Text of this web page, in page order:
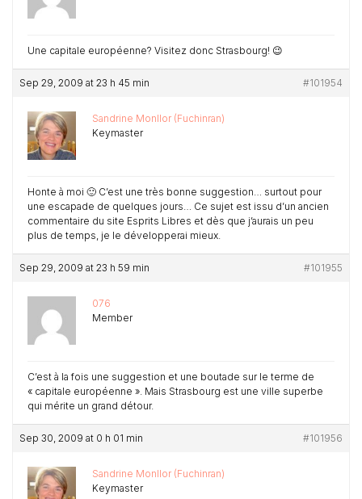
Une capitale européenne? Visitez donc Strasbourg! 😉
Sep 29, 2009 at 23 h 45 min #101954
Sandrine Monllor (Fuchinran)
Keymaster
Honte à moi 🙂 C’est une très bonne suggestion… surtout pour
une escapade de quelques jours… Ce sujet est issu d’un ancien
commentaire du site Esprits Libres et dès que j’aurais un peu
plus de temps, je le développerai mieux.
Sep 29, 2009 at 23 h 59 min #101955
076
Member
C’est à la fois une suggestion et une boutade sur le terme de
« capitale européenne ». Mais Strasbourg est une ville superbe
qui mérite un grand détour.
Sep 30, 2009 at 0 h 01 min #101956
Sandrine Monllor (Fuchinran)
Keymaster